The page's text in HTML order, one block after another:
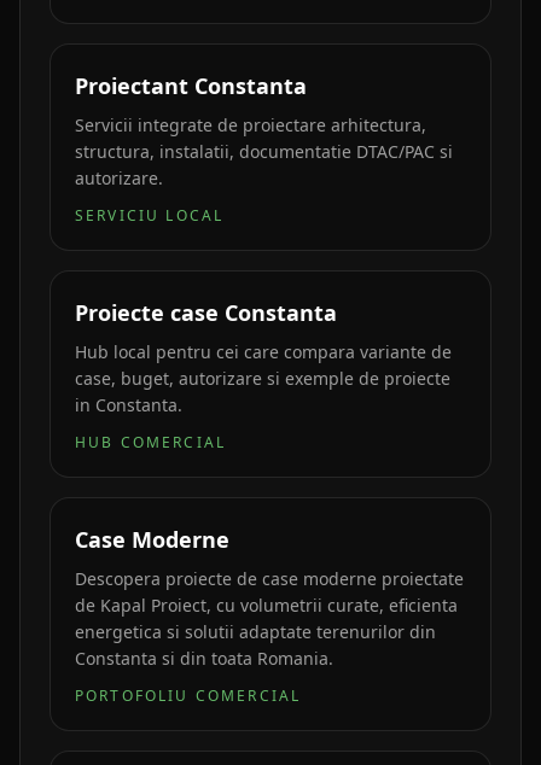
Proiectant Constanta
Servicii integrate de proiectare arhitectura,
structura, instalatii, documentatie DTAC/PAC si
autorizare.
SERVICIU LOCAL
Proiecte case Constanta
Hub local pentru cei care compara variante de
case, buget, autorizare si exemple de proiecte
in Constanta.
HUB COMERCIAL
Case Moderne
Descopera proiecte de case moderne proiectate
de Kapal Proiect, cu volumetrii curate, eficienta
energetica si solutii adaptate terenurilor din
Constanta si din toata Romania.
PORTOFOLIU COMERCIAL